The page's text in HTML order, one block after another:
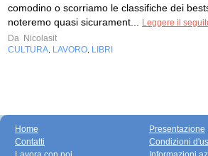
comodino o scorriamo le classifiche dei
noteremo quasi sicurament...
Leggere il
Da Nicolasit
CULTURA LAVORO LIBRI
Home
Contatti
Presentazione
Condizioni